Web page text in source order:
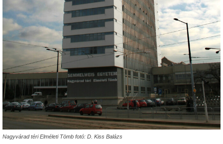
Nagyvárad téri Elméleti Tömb fotó: D. Kiss Balázs